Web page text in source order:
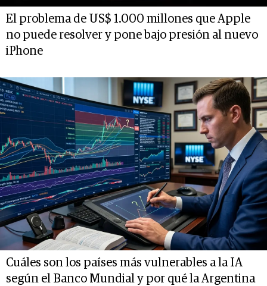
El problema de US$ 1.000 millones que Apple
no puede resolver y pone bajo presión al nuevo
iPhone
Cuáles son los países más vulnerables a la IA
según el Banco Mundial y por qué la Argentina